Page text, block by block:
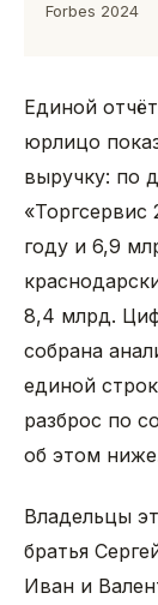
Forbes 2024
Единой
юрлицо
выручку: по
«Торгсервис
году и 6,9
8,4 млрд.
собрана
единой
разброс по
об этом
Владельцы
братья
Иван и